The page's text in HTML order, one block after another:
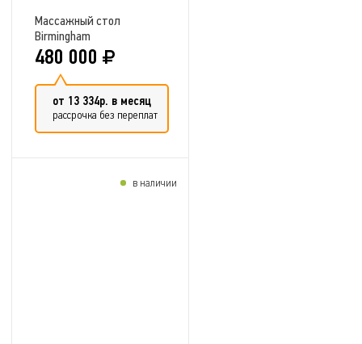
Массажный стол
Birmingham
480 000
от 13 334р. в месяц
рассрочка без переплат
в наличии